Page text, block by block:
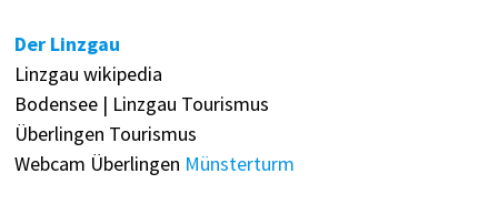
Der Linzgau
Linzgau wikipedia
Bodensee | Linzgau Tourismus
Überlingen Tourismus
Webcam Überlingen Münsterturm